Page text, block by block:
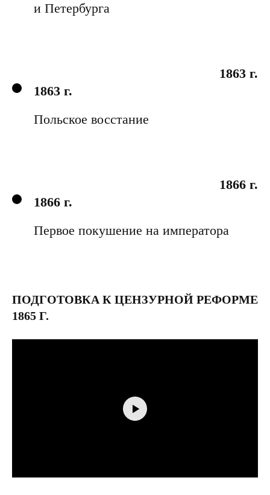
и Петербурга
1863 г.
1863 г.
Польское восстание
1866 г.
1866 г.
Первое покушение на императора
ПОДГОТОВКА К ЦЕНЗУРНОЙ РЕФОРМЕ
1865 Г.